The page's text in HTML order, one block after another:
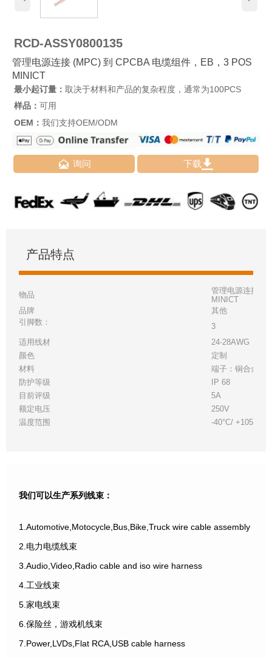
RCD-ASSY0800135
管理电源连接 (MPC) 到 CPCBA 电缆组件，EB，3 POS
MINICT
最小起订量： 取决于材料和产品的复杂程度，通常为100PCS
样品： 可用
OEM： 我们支持OEM/ODM
 询问 下载
产品特点
物品
管理电源连接
MINICT
品牌
其他
引脚数：
3
适用线材
24-28AWG
颜色
定制
材料
端子：铜合金，
防护等级
IP 68
目前评级
5A
额定电压
250V
温度范围
-40°C/ +105°C
我们可以生产系列线束：
1.Automotive,Motocycle,Bus,Bike,Truck wire cable assembly
2.电力电缆线束
3.Audio,Video,Radio cable and iso wire harness
4.工业线束
5.家电线束
6.保险丝，游戏机线束
7.Power,LVDs,Flat RCA,USB cable harness